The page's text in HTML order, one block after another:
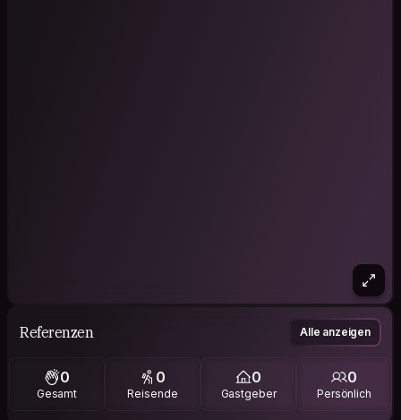
Referenzen Alle anzeigen
0
Gesamt
0
Reisende
0
Gastgeber
0
Persönlich